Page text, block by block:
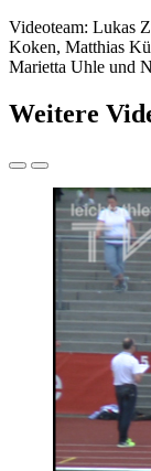
Videoteam: Lukas
Koken, Matthias
Marietta Uhle und
Weitere